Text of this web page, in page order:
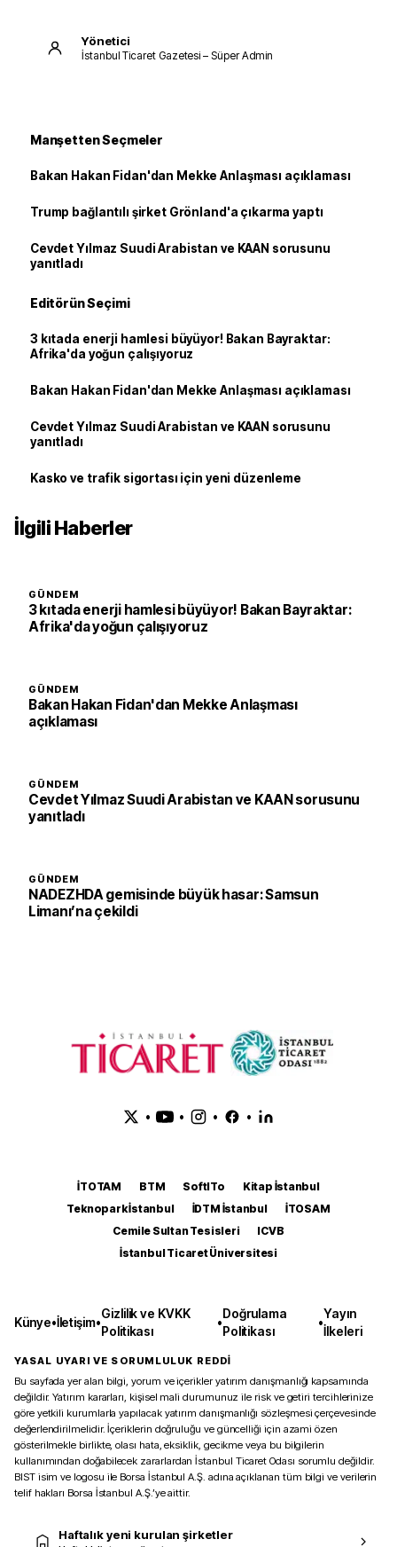
Yönetici
İstanbul Ticaret Gazetesi – Süper Admin
Manşetten Seçmeler
Bakan Hakan Fidan'dan Mekke Anlaşması açıklaması
Trump bağlantılı şirket Grönland'a çıkarma yaptı
Cevdet Yılmaz Suudi Arabistan ve KAAN sorusunu
yanıtladı
Editörün Seçimi
3 kıtada enerji hamlesi büyüyor! Bakan Bayraktar:
Afrika'da yoğun çalışıyoruz
Bakan Hakan Fidan'dan Mekke Anlaşması açıklaması
Cevdet Yılmaz Suudi Arabistan ve KAAN sorusunu
yanıtladı
Kasko ve trafik sigortası için yeni düzenleme
İlgili Haberler
GÜNDEM
3 kıtada enerji hamlesi büyüyor! Bakan Bayraktar:
Afrika'da yoğun çalışıyoruz
GÜNDEM
Bakan Hakan Fidan'dan Mekke Anlaşması
açıklaması
GÜNDEM
Cevdet Yılmaz Suudi Arabistan ve KAAN sorusunu
yanıtladı
GÜNDEM
NADEZHDA gemisinde büyük hasar: Samsun
Limanı’na çekildi
• • • •
İTOTAM BTM SoftITo
Kitap İstanbul
Teknopark İstanbul
İDTM İstanbul
İTOSAM
Cemile Sultan Tesisleri
ICVB
İstanbul Ticaret Üniversitesi
Künye•İletişim•
Gizlilik ve KVKK
Politikası
•
Doğrulama
Politikası
•
Yayın
İlkeleri
YASAL UYARI VE SORUMLULUK REDDİ
Bu sayfada yer alan bilgi, yorum ve içerikler yatırım danışmanlığı kapsamında
değildir. Yatırım kararları, kişisel mali durumunuz ile risk ve getiri tercihlerinize
göre yetkili kurumlarla yapılacak yatırım danışmanlığı sözleşmesi çerçevesinde
değerlendirilmelidir. İçeriklerin doğruluğu ve güncelliği için azami özen
gösterilmekle birlikte, olası hata, eksiklik, gecikme veya bu bilgilerin
kullanımından doğabilecek zararlardan İstanbul Ticaret Odası sorumlu değildir.
BIST isim ve logosu ile Borsa İstanbul A.Ş. adına açıklanan tüm bilgi ve verilerin
telif hakları Borsa İstanbul A.Ş.’ye aittir.
Haftalık yeni kurulan şirketler